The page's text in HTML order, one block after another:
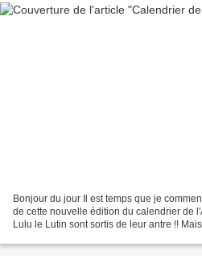
Bonjour du jour Il est temps que je
de cette nouvelle édition du calendrier de
Lulu le Lutin sont sortis de leur antre !!